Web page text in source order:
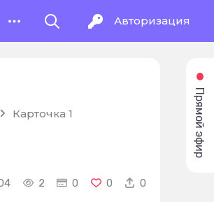
Авторизация
Карточка 1
2 0 0 0
Прямой эфир